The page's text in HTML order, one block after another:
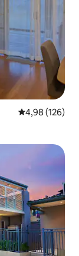
Средна
4,98 (126)